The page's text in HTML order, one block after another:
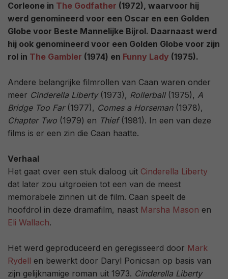
Corleone in The Godfather (1972), waarvoor hij
werd genomineerd voor een Oscar en een Golden
Globe voor Beste Mannelijke Bijrol. Daarnaast werd
hij ook genomineerd voor een Golden Globe voor zijn
rol in The Gambler (1974) en Funny Lady (1975).
Andere belangrijke filmrollen van Caan waren onder
meer Cinderella Liberty(1973), Rollerball(1975), A
Bridge Too Far(1977), Comes a Horseman(1978),
Chapter Two (1979) en Thief(1981). In een van deze
films is er een zin die Caan haatte.
Verhaal
Het gaat over een stuk dialoog uit Cinderella Liberty
dat later zou uitgroeien tot een van de meest
memorabele zinnen uit de film. Caan speelt de
hoofdrol in deze dramafilm, naast Marsha Mason en
Eli Wallach.
Het werd geproduceerd en geregisseerd door Mark
Rydell en bewerkt door Daryl Ponicsan op basis van
zijn gelijknamige roman uit 1973. Cinderella Liberty